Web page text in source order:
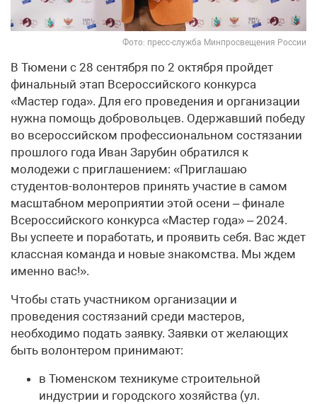
Фото: пресс-служба Минпросвещения России
В Тюмени с 28 сентября по 2 октября пройдет
финальный этап Всероссийского конкурса
«Мастер года». Для его проведения и организации
нужна помощь добровольцев. Одержавший победу
во всероссийском профессиональном состязании
прошлого года Иван Зарубин обратился к
молодежи с приглашением: «Приглашаю
студентов-волонтеров принять участие в самом
масштабном мероприятии этой осени – финале
Всероссийского конкурса «Мастер года» – 2024.
Вы успеете и поработать, и проявить себя. Вас ждет
классная команда и новые знакомства. Мы ждем
именно вас!».
Чтобы стать участником организации и
проведения состязаний среди мастеров,
необходимо подать заявку. Заявки от желающих
быть волонтером принимают:
в Тюменском техникуме строительной
индустрии и городского хозяйства (ул.